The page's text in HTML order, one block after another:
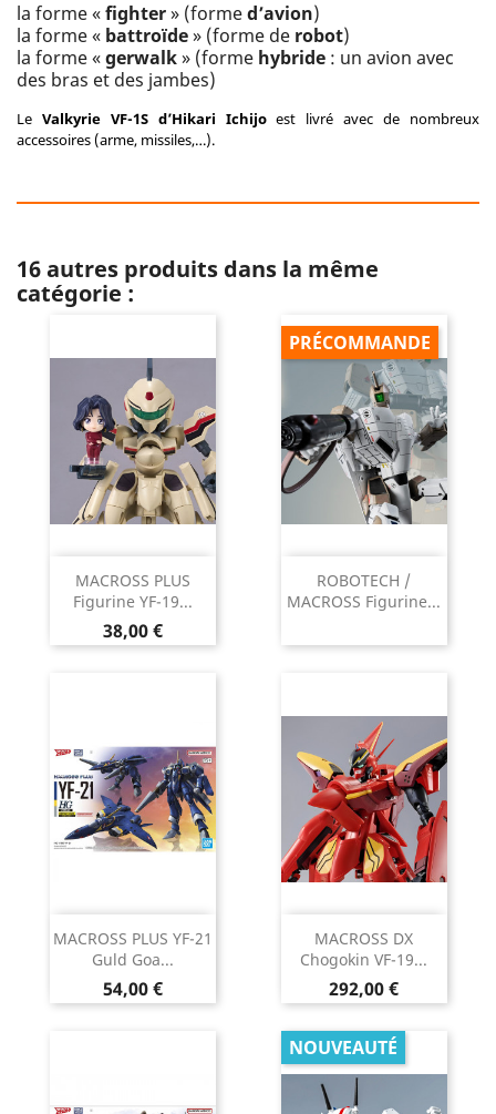
la forme «fighter» (formed’avion)
la forme « battroïde» (forme de robot)
la forme «gerwalk» (forme hybride : un avion avec
des bras et des jambes)
Le Valkyrie VF-1S d’Hikari Ichijoest livré avec de nombreux
accessoires (arme, missiles,…).
16 autres produits dans la même
catégorie :
MACROSS PLUS
Figurine YF-19...
Prix
38,00 €
ROBOTECH /
MACROSS Figurine...
PRÉCOMMANDE
MACROSS PLUS YF-21
Guld Goa...
Prix
54,00 €
MACROSS DX
Chogokin VF-19...
Prix
292,00 €
NOUVEAUTÉ